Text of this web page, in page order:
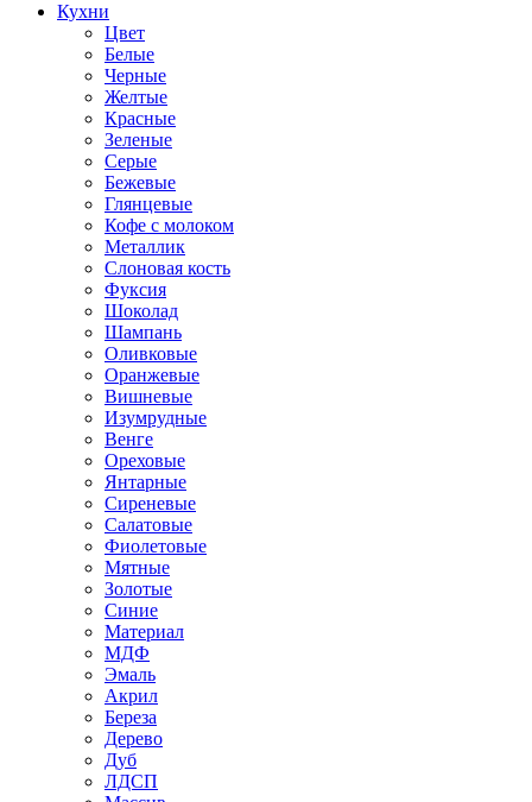
Кухни
Цвет
Белые
Черные
Желтые
Красные
Зеленые
Серые
Бежевые
Глянцевые
Кофе с молоком
Металлик
Слоновая кость
Фуксия
Шоколад
Шампань
Оливковые
Оранжевые
Вишневые
Изумрудные
Венге
Ореховые
Янтарные
Сиреневые
Салатовые
Фиолетовые
Мятные
Золотые
Синие
Материал
МДФ
Эмаль
Акрил
Береза
Дерево
Дуб
ЛДСП